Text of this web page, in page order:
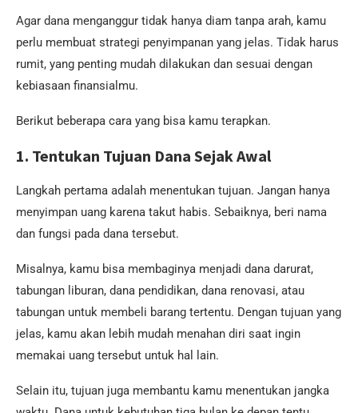
Agar dana menganggur tidak hanya diam tanpa arah, kamu
perlu membuat strategi penyimpanan yang jelas. Tidak harus
rumit, yang penting mudah dilakukan dan sesuai dengan
kebiasaan finansialmu.
Berikut beberapa cara yang bisa kamu terapkan.
1. Tentukan Tujuan Dana Sejak Awal
Langkah pertama adalah menentukan tujuan. Jangan hanya
menyimpan uang karena takut habis. Sebaiknya, beri nama
dan fungsi pada dana tersebut.
Misalnya, kamu bisa membaginya menjadi dana darurat,
tabungan liburan, dana pendidikan, dana renovasi, atau
tabungan untuk membeli barang tertentu. Dengan tujuan yang
jelas, kamu akan lebih mudah menahan diri saat ingin
memakai uang tersebut untuk hal lain.
Selain itu, tujuan juga membantu kamu menentukan jangka